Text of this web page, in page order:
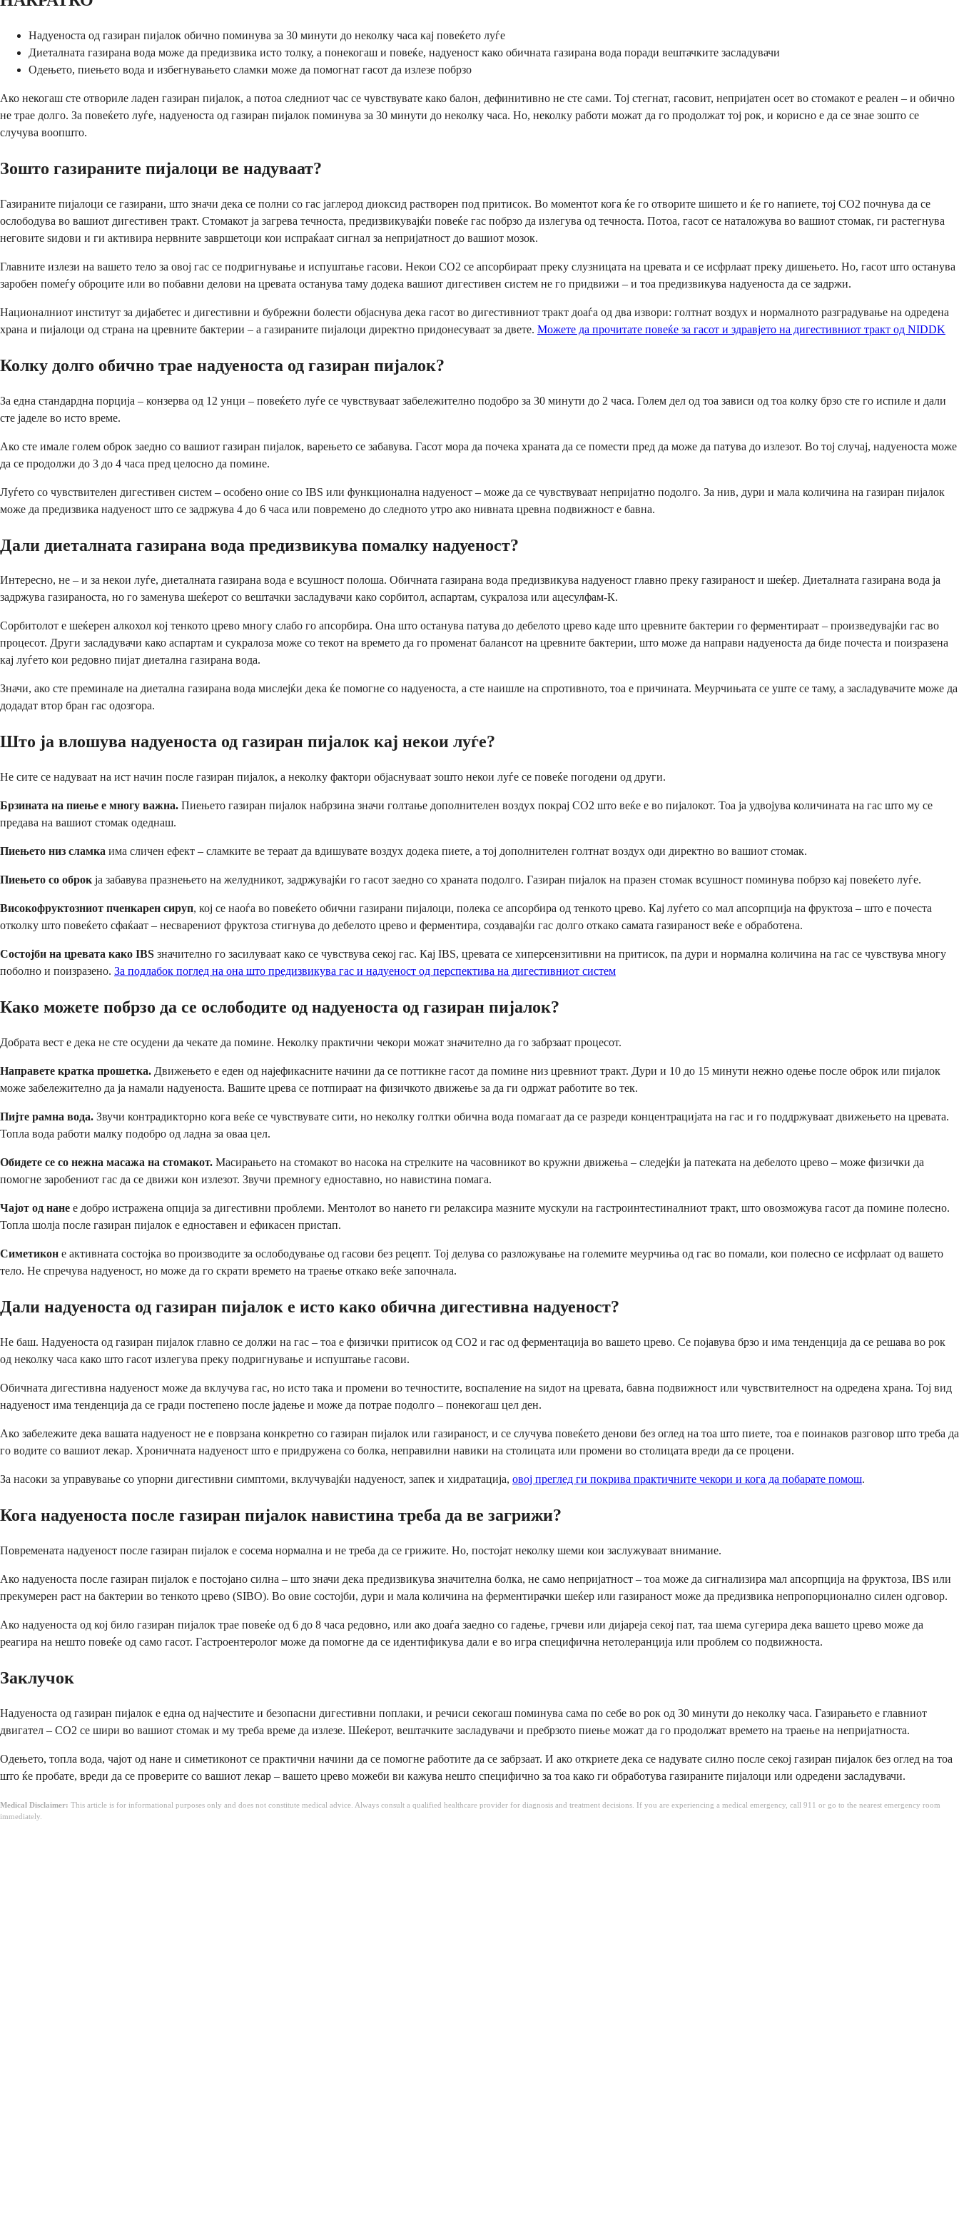
Надуеноста од газиран пијалок обично поминува за 30 минути до неколку часа кај повеќето луѓе
Диеталната газирана вода може да предизвика исто толку, а понекогаш и повеќе, надуеност како обичната газирана вода поради вештачките засладувачи
Одењето, пиењето вода и избегнувањето сламки може да помогнат гасот да излезе побрзо
Ако некогаш сте отвориле ладен газиран пијалок, а потоа следниот час се чувствувате како балон, дефинитивно не сте сами. Тој стегнат, гасовит, непријатен осет во стомакот е реален – и обично
не трае долго. За повеќето луѓе, надуеноста од газиран пијалок поминува за 30 минути до неколку часа. Но, неколку работи можат да го продолжат тој рок, и корисно е да се знае зошто се
случува воопшто.
Зошто газираните пијалоци ве надуваат?
Газираните пијалоци се газирани, што значи дека се полни со гас јаглерод диоксид растворен под притисок. Во моментот кога ќе го отворите шишето и ќе го напиете, тој CO2 почнува да се
ослободува во вашиот дигестивен тракт. Стомакот ја загрева течноста, предизвикувајќи повеќе гас побрзо да излегува од течноста. Потоа, гасот се наталожува во вашиот стомак, ги растегнува
неговите ѕидови и ги активира нервните завршетоци кои испраќаат сигнал за непријатност до вашиот мозок.
Главните излези на вашето тело за овој гас се подригнување и испуштање гасови. Некои CO2 се апсорбираат преку слузницата на цревата и се исфрлаат преку дишењето. Но, гасот што останува
заробен помеѓу оброците или во побавни делови на цревата останува таму додека вашиот дигестивен систем не го придвижи – и тоа предизвикува надуеноста да се задржи.
Националниот институт за дијабетес и дигестивни и бубрежни болести објаснува дека гасот во дигестивниот тракт доаѓа од два извори: голтнат воздух и нормалното разградување на одредена
храна и пијалоци од страна на цревните бактерии – а газираните пијалоци директно придонесуваат за двете. Можете да прочитате повеќе за гасот и здравјето на дигестивниот тракт од NIDDK
Колку долго обично трае надуеноста од газиран пијалок?
За една стандардна порција – конзерва од 12 унци – повеќето луѓе се чувствуваат забележително подобро за 30 минути до 2 часа. Голем дел од тоа зависи од тоа колку брзо сте го испиле и дали
сте јаделе во исто време.
Ако сте имале голем оброк заедно со вашиот газиран пијалок, варењето се забавува. Гасот мора да почека храната да се помести пред да може да патува до излезот. Во тој случај, надуеноста може
да се продолжи до 3 до 4 часа пред целосно да помине.
Луѓето со чувствителен дигестивен систем – особено оние со IBS или функционална надуеност – може да се чувствуваат непријатно подолго. За нив, дури и мала количина на газиран пијалок
може да предизвика надуеност што се задржува 4 до 6 часа или повремено до следното утро ако нивната цревна подвижност е бавна.
Дали диеталната газирана вода предизвикува помалку надуеност?
Интересно, не – и за некои луѓе, диеталната газирана вода е всушност полоша. Обичната газирана вода предизвикува надуеност главно преку газираност и шеќер. Диеталната газирана вода ја
задржува газираноста, но го заменува шеќерот со вештачки засладувачи како сорбитол, аспартам, сукралоза или ацесулфам-К.
Сорбитолот е шеќерен алкохол кој тенкото црево многу слабо го апсорбира. Она што останува патува до дебелото црево каде што цревните бактерии го ферментираат – произведувајќи гас во
процесот. Други засладувачи како аспартам и сукралоза може со текот на времето да го променат балансот на цревните бактерии, што може да направи надуеноста да биде почеста и поизразена
кај луѓето кои редовно пијат диетална газирана вода.
Значи, ако сте преминале на диетална газирана вода мислејќи дека ќе помогне со надуеноста, а сте наишле на спротивното, тоа е причината. Меурчињата се уште се таму, а засладувачите може да
додадат втор бран гас одозгора.
Што ја влошува надуеноста од газиран пијалок кај некои луѓе?
Не сите се надуваат на ист начин после газиран пијалок, а неколку фактори објаснуваат зошто некои луѓе се повеќе погодени од други.
Брзината на пиење е многу важна. Пиењето газиран пијалок набрзина значи голтање дополнителен воздух покрај CO2 што веќе е во пијалокот. Тоа ја удвојува количината на гас што му се
предава на вашиот стомак одеднаш.
Пиењето низ сламка има сличен ефект – сламките ве тераат да вдишувате воздух додека пиете, а тој дополнителен голтнат воздух оди директно во вашиот стомак.
Пиењето со оброк ја забавува празнењето на желудникот, задржувајќи го гасот заедно со храната подолго. Газиран пијалок на празен стомак всушност поминува побрзо кај повеќето луѓе.
Високофруктозниот пченкарен сируп, кој се наоѓа во повеќето обични газирани пијалоци, полека се апсорбира од тенкото црево. Кај луѓето со мал апсорпција на фруктоза – што е почеста
отколку што повеќето сфаќаат – несварениот фруктоза стигнува до дебелото црево и ферментира, создавајќи гас долго откако самата газираност веќе е обработена.
Состојби на цревата како IBS значително го засилуваат како се чувствува секој гас. Кај IBS, цревата се хиперсензитивни на притисок, па дури и нормална количина на гас се чувствува многу
поболно и поизразено. За подлабок поглед на она што предизвикува гас и надуеност од перспектива на дигестивниот систем
Како можете побрзо да се ослободите од надуеноста од газиран пијалок?
Добрата вест е дека не сте осудени да чекате да помине. Неколку практични чекори можат значително да го забрзаат процесот.
Направете кратка прошетка. Движењето е еден од најефикасните начини да се поттикне гасот да помине низ цревниот тракт. Дури и 10 до 15 минути нежно одење после оброк или пијалок
може забележително да ја намали надуеноста. Вашите црева се потпираат на физичкото движење за да ги одржат работите во тек.
Пијте рамна вода. Звучи контрадикторно кога веќе се чувствувате сити, но неколку голтки обична вода помагаат да се разреди концентрацијата на гас и го поддржуваат движењето на цревата.
Топла вода работи малку подобро од ладна за оваа цел.
Обидете се со нежна масажа на стомакот. Масирањето на стомакот во насока на стрелките на часовникот во кружни движења – следејќи ја патеката на дебелото црево – може физички да
помогне заробениот гас да се движи кон излезот. Звучи премногу едноставно, но навистина помага.
Чајот од нане е добро истражена опција за дигестивни проблеми. Ментолот во нането ги релаксира мазните мускули на гастроинтестиналниот тракт, што овозможува гасот да помине полесно.
Топла шолја после газиран пијалок е едноставен и ефикасен пристап.
Симетикон е активната состојка во производите за ослободување од гасови без рецепт. Тој делува со разложување на големите меурчиња од гас во помали, кои полесно се исфрлаат од вашето
тело. Не спречува надуеност, но може да го скрати времето на траење откако веќе започнала.
Дали надуеноста од газиран пијалок е исто како обична дигестивна надуеност?
Не баш. Надуеноста од газиран пијалок главно се должи на гас – тоа е физички притисок од CO2 и гас од ферментација во вашето црево. Се појавува брзо и има тенденција да се решава во рок
од неколку часа како што гасот излегува преку подригнување и испуштање гасови.
Обичната дигестивна надуеност може да вклучува гас, но исто така и промени во течностите, воспаление на ѕидот на цревата, бавна подвижност или чувствителност на одредена храна. Тој вид
надуеност има тенденција да се гради постепено после јадење и може да потрае подолго – понекогаш цел ден.
Ако забележите дека вашата надуеност не е поврзана конкретно со газиран пијалок или газираност, и се случува повеќето денови без оглед на тоа што пиете, тоа е поинаков разговор што треба да
го водите со вашиот лекар. Хроничната надуеност што е придружена со болка, неправилни навики на столицата или промени во столицата вреди да се процени.
За насоки за управување со упорни дигестивни симптоми, вклучувајќи надуеност, запек и хидратација, овој преглед ги покрива практичните чекори и кога да побарате помош.
Кога надуеноста после газиран пијалок навистина треба да ве загрижи?
Повремената надуеност после газиран пијалок е сосема нормална и не треба да се грижите. Но, постојат неколку шеми кои заслужуваат внимание.
Ако надуеноста после газиран пијалок е постојано силна – што значи дека предизвикува значителна болка, не само непријатност – тоа може да сигнализира мал апсорпција на фруктоза, IBS или
прекумерен раст на бактерии во тенкото црево (SIBO). Во овие состојби, дури и мала количина на ферментирачки шеќер или газираност може да предизвика непропорционално силен одговор.
Ако надуеноста од кој било газиран пијалок трае повеќе од 6 до 8 часа редовно, или ако доаѓа заедно со гадење, грчеви или дијареја секој пат, таа шема сугерира дека вашето црево може да
реагира на нешто повеќе од само гасот. Гастроентеролог може да помогне да се идентификува дали е во игра специфична нетолеранција или проблем со подвижноста.
Заклучок
Надуеноста од газиран пијалок е една од најчестите и безопасни дигестивни поплаки, и речиси секогаш поминува сама по себе во рок од 30 минути до неколку часа. Газирањето е главниот
двигател – CO2 се шири во вашиот стомак и му треба време да излезе. Шеќерот, вештачките засладувачи и пребрзото пиење можат да го продолжат времето на траење на непријатноста.
Одењето, топла вода, чајот од нане и симетиконот се практични начини да се помогне работите да се забрзаат. И ако откриете дека се надувате силно после секој газиран пијалок без оглед на тоа
што ќе пробате, вреди да се проверите со вашиот лекар – вашето црево можеби ви кажува нешто специфично за тоа како ги обработува газираните пијалоци или одредени засладувачи.
Medical Disclaimer: This article is for informational purposes only and does not constitute medical advice. Always consult a qualified healthcare provider for diagnosis and treatment decisions. If you are experiencing a medical emergency, call 911 or go to the nearest emergency room
immediately.